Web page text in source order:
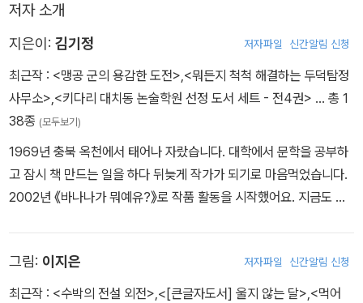
p41
저자 소개
지은이: 김기정 저자파일 신간알림 신청
최근작 : <맹공 군의 용감한 도전>,<뭐든지 척척 해결하는 두덕탐정
사무소>,<키다리 대치동 논술학원 선정 도서 세트 - 전4권> … 총 1
38종 (모두보기)
1969년 충북 옥천에서 태어나 자랐습니다. 대학에서 문학을 공부하
고 잠시 책 만드는 일을 하다 뒤늦게 작가가 되기로 마음먹었습니다.
2002년 《바나나가 뭐예유?》로 작품 활동을 시작했어요. 지금도 멋
리즈》, 《이선달 표류기》, 《기상천외한 의사 당통》. 《박각시와 주락
시》 들과 같은 작품을 썼습니다.
그림: 이지은 저자파일 신간알림 신청
최근작 : <수박의 전설 외전>,<[큰글자도서] 울지 않는 달>,<먹어